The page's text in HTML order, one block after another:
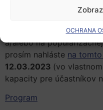
OCHRANA
Registrácia
Váš záujem o účasť na
a/alebo na
prosím nahláste na
12.03.2023 (vo
kapacity pre účastníkov
Program